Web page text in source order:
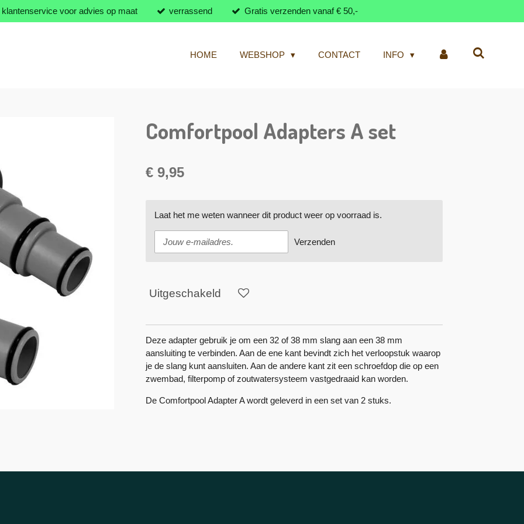
klantenservice voor advies op maat verrassend Gratis verzenden vanaf € 50,-
HOME WEBSHOP CONTACT INFO
Comfortpool Adapters A set
€ 9,95
Laat het me weten wanneer dit product weer op voorraad is.
Verzenden
Uitgeschakeld
Deze adapter gebruik je om een 32 of 38 mm slang aan een 38 mm
aansluiting te verbinden. Aan de ene kant bevindt zich het verloopstuk waarop
je de slang kunt aansluiten. Aan de andere kant zit een schroefdop die op een
zwembad, filterpomp of zoutwatersysteem vastgedraaid kan worden.
De Comfortpool Adapter A wordt geleverd in een set van 2 stuks.